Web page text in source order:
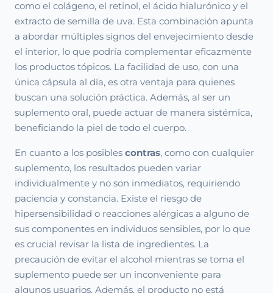
como el colágeno, el retinol, el ácido hialurónico y el
extracto de semilla de uva. Esta combinación apunta
a abordar múltiples signos del envejecimiento desde
el interior, lo que podría complementar eficazmente
los productos tópicos. La facilidad de uso, con una
única cápsula al día, es otra ventaja para quienes
buscan una solución práctica. Además, al ser un
suplemento oral, puede actuar de manera sistémica,
beneficiando la piel de todo el cuerpo.
En cuanto a los posibles contras, como con cualquier
suplemento, los resultados pueden variar
individualmente y no son inmediatos, requiriendo
paciencia y constancia. Existe el riesgo de
hipersensibilidad o reacciones alérgicas a alguno de
sus componentes en individuos sensibles, por lo que
es crucial revisar la lista de ingredientes. La
precaución de evitar el alcohol mientras se toma el
suplemento puede ser un inconveniente para
algunos usuarios. Además, el producto no está